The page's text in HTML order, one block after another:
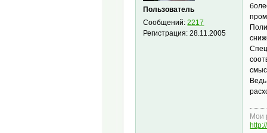
Пользователь
Сообщений:2217
Регистрация:28.11.2005
Мои